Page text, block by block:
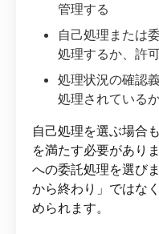
管理する
自己処理または
処理するか、許
処理状況の確認
処理されている
自己処理を選ぶ場合
を満たす必要があり
への委託処理を選び
から終わり」ではな
められます。